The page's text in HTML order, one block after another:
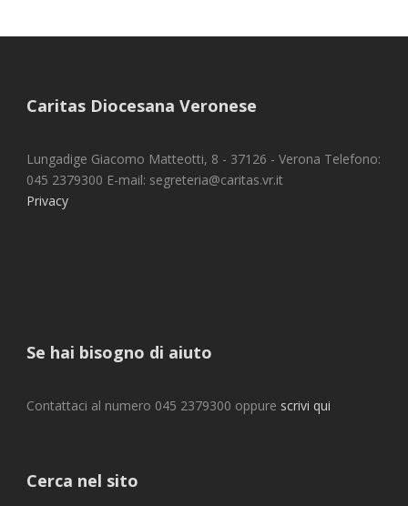
Caritas Diocesana Veronese
Lungadige Giacomo Matteotti, 8 - 37126 - Verona Telefono:
045 2379300 E-mail: segreteria@caritas.vr.it
Privacy
Se hai bisogno di aiuto
Contattaci al numero 045 2379300 oppure scrivi qui
Cerca nel sito